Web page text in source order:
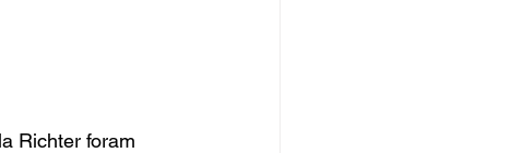
Richter foram